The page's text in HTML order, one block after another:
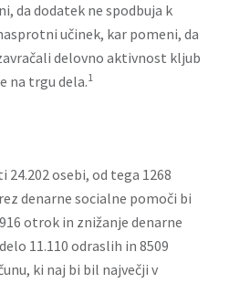
da dodatek ne spodbuja k
učinek, kar pomeni, da
delovno aktivnost kljub
na trgu dela.1
osebi, od tega 1268
denarne socialne pomoči bi
otrok in znižanje denarne
11.110 odraslih in 8509
ki naj bi bil največji v